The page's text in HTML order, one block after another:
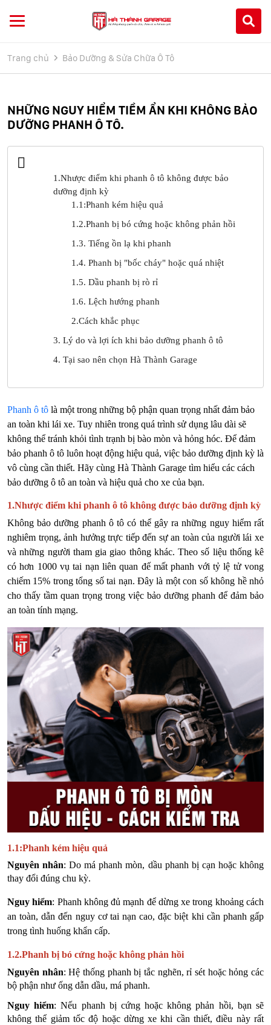
Trang chủ Bảo Dưỡng & Sửa Chữa Ô Tô
NHỮNG NGUY HIỂM TIỀM ẨN KHI KHÔNG BẢO
DƯỠNG PHANH Ô TÔ.
1.Nhược điểm khi phanh ô tô không được bảo
dưỡng định kỳ
1.1:Phanh kém hiệu quả
1.2.Phanh bị bó cứng hoặc không phản hồi
1.3. Tiếng ồn lạ khi phanh
1.4. Phanh bị "bốc cháy" hoặc quá nhiệt
1.5. Dầu phanh bị rò rỉ
1.6. Lệch hướng phanh
2.Cách khắc phục
3. Lý do và lợi ích khi bảo dưỡng phanh ô tô
4. Tại sao nên chọn Hà Thành Garage
Phanh ô tô là một trong những bộ phận quan trọng nhất đảm bảo
an toàn khi lái xe. Tuy nhiên trong quá trình sử dụng lâu dài sẽ
không thể tránh khỏi tình trạnh bị bào mòn và hỏng hóc. Để đảm
bảo phanh ô tô luôn hoạt động hiệu quả, việc bảo dưỡng định kỳ là
vô cùng cần thiết. Hãy cùng Hà Thành Garage tìm hiểu các cách
bảo dưỡng ô tô an toàn và hiệu quả cho xe của bạn.
1.Nhược điểm khi phanh ô tô không được bảo dưỡng định kỳ
Không bảo dưỡng phanh ô tô có thể gây ra những nguy hiểm rất
nghiêm trọng, ảnh hưởng trực tiếp đến sự an toàn của người lái xe
và những người tham gia giao thông khác. Theo số liệu thống kê
có hơn 1000 vụ tai nạn liên quan đế mất phanh với tỷ lệ tử vong
chiếm 15% trong tổng số tai nạn. Đây là một con số không hề nhỏ
cho thấy tầm quan trọng trong việc bảo dưỡng phanh để đảm bảo
an toàn tính mạng.
1.1:Phanh kém hiệu quả
Nguyên nhân: Do má phanh mòn, dầu phanh bị cạn hoặc không
thay đổi đúng chu kỳ.
Nguy hiểm: Phanh không đủ mạnh để dừng xe trong khoảng cách
an toàn, dẫn đến nguy cơ tai nạn cao, đặc biệt khi cần phanh gấp
trong tình huống khẩn cấp.
1.2.Phanh bị bó cứng hoặc không phản hồi
Nguyên nhân: Hệ thống phanh bị tắc nghẽn, rỉ sét hoặc hỏng các
bộ phận như ống dẫn dầu, má phanh.
Nguy hiểm: Nếu phanh bị cứng hoặc không phản hồi, bạn sẽ
không thể giảm tốc độ hoặc dừng xe khi cần thiết, điều này rất